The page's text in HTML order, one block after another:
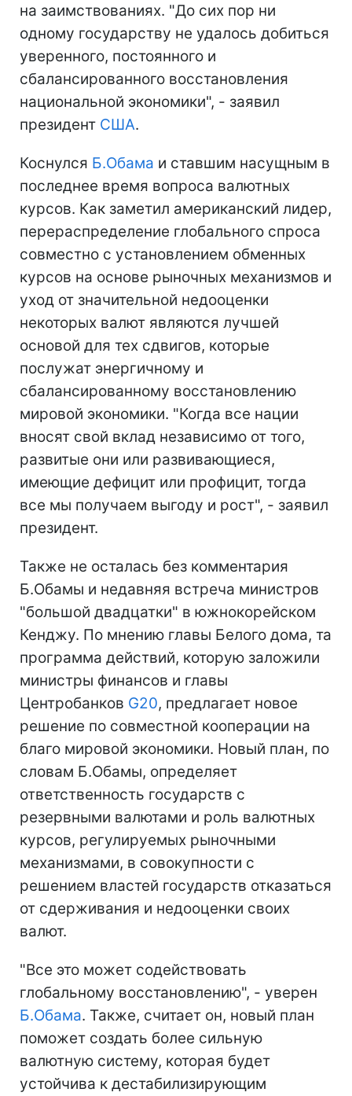
на заимствованиях. "До сих пор ни
одному государству не удалось добиться
уверенного, постоянного и
сбалансированного восстановления
национальной экономики", - заявил
президент США.
Коснулся Б.Обама и ставшим насущным в
последнее время вопроса валютных
курсов. Как заметил американский лидер,
перераспределение глобального спроса
совместно с установлением обменных
курсов на основе рыночных механизмов и
уход от значительной недооценки
некоторых валют являются лучшей
основой для тех сдвигов, которые
послужат энергичному и
сбалансированному восстановлению
мировой экономики. "Когда все нации
вносят свой вклад независимо от того,
развитые они или развивающиеся,
имеющие дефицит или профицит, тогда
все мы получаем выгоду и рост", - заявил
президент.
Также не осталась без комментария
Б.Обамы и недавняя встреча министров
"большой двадцатки" в южнокорейском
Кенджу. По мнению главы Белого дома, та
программа действий, которую заложили
министры финансов и главы
Центробанков G20, предлагает новое
решение по совместной кооперации на
благо мировой экономики. Новый план, по
словам Б.Обамы, определяет
ответственность государств с
резервными валютами и роль валютных
курсов, регулируемых рыночными
механизмами, в совокупности с
решением властей государств отказаться
от сдерживания и недооценки своих
валют.
"Все это может содействовать
глобальному восстановлению", - уверен
Б.Обама. Также, считает он, новый план
поможет создать более сильную
валютную систему, которая будет
устойчива к дестабилизирующим